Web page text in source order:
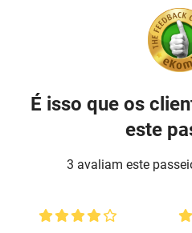
É isso que os
este
3 avaliam este